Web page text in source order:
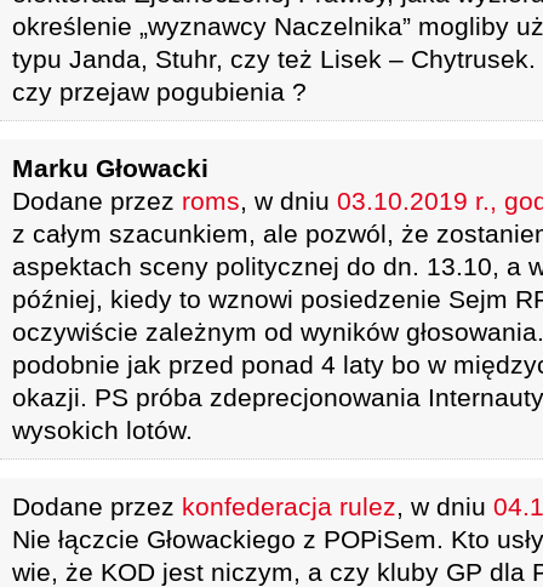
określenie „wyznawcy Naczelnika” mogliby
typu Janda, Stuhr, czy też Lisek –
czy przejaw pogubienia ?
Marku Głowacki
Dodane przez roms, w dniu 03.10.2019 r.,
z całym szacunkiem, ale pozwól, że
aspektach sceny politycznej do dn. 13.10, a
później, kiedy to wznowi posiedzenie Sejm
oczywiście zależnym od wyników
podobnie jak przed ponad 4 laty bo w
okazji. PS próba zdeprecjonowania
wysokich lotów.
Dodane przez konfederacja rulez, w dniu
Nie łączcie Głowackiego z POPiSem. Kto
wie, że KOD jest niczym, a czy kluby GP dla